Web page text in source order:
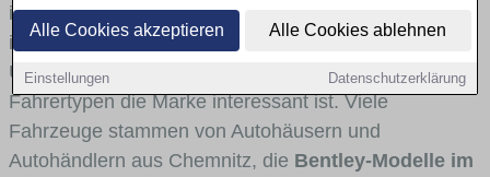
Alle Cookies akzeptieren Alle Cookies ablehnen
Einstellungen Datenschutzerklärung
in welchen Fahrzeugklassen Bentley stark vertreten
ist, welche Modellreihen häufig im Stadt- und
Umlandverkehr zu sehen sind und für welche
Fahrertypen die Marke interessant ist. Viele
Fahrzeuge stammen von Autohäusern und
Autohändlern aus Chemnitz, die Bentley-Modelle im